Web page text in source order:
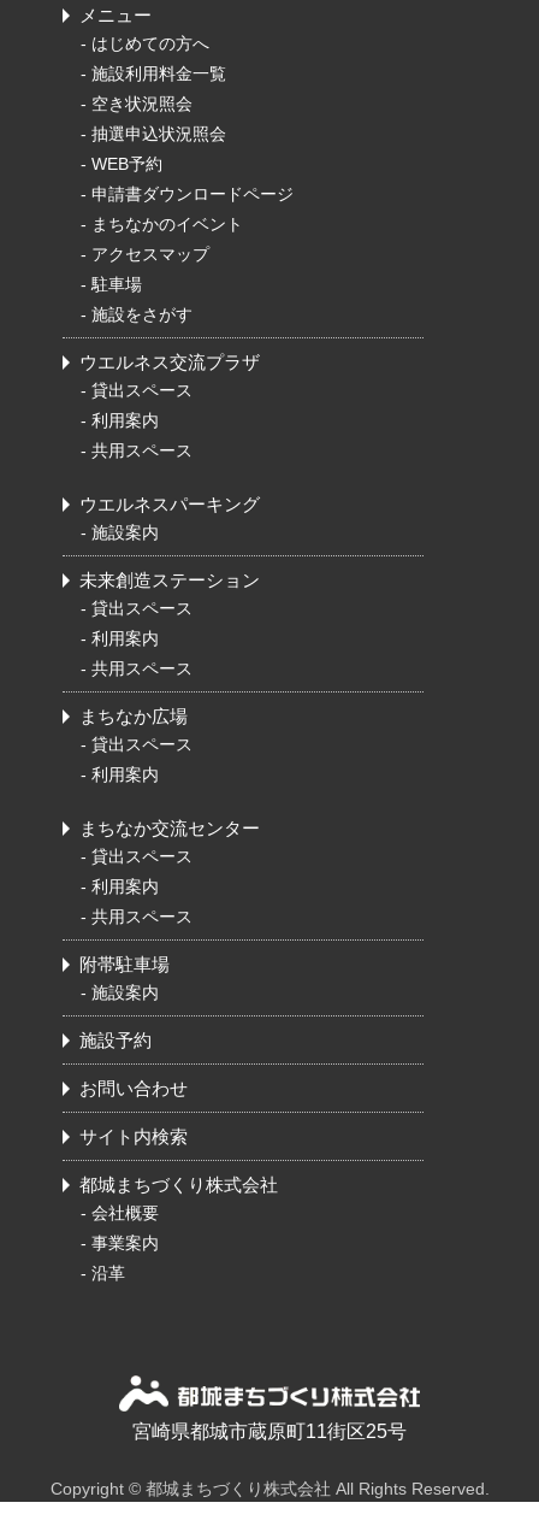
メニュー
- はじめての方へ
- 施設利用料金一覧
- 空き状況照会
- 抽選申込状況照会
- WEB予約
- 申請書ダウンロードページ
- まちなかのイベント
- アクセスマップ
- 駐車場
- 施設をさがす
ウエルネス交流プラザ
- 貸出スペース
- 利用案内
- 共用スペース
ウエルネスパーキング
- 施設案内
未来創造ステーション
- 貸出スペース
- 利用案内
- 共用スペース
まちなか広場
- 貸出スペース
- 利用案内
まちなか交流センター
- 貸出スペース
- 利用案内
- 共用スペース
附帯駐車場
- 施設案内
施設予約
お問い合わせ
サイト内検索
都城まちづくり株式会社
- 会社概要
- 事業案内
- 沿革
宮崎県都城市蔵原町11街区25号
Copyright © 都城まちづくり株式会社 All Rights Reserved.